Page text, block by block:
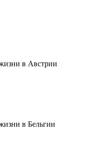
в Австрии
в Бельгии